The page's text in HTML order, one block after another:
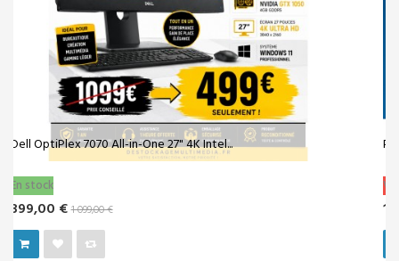
PC COMPLET HP PRODESK 400 G2 CORE I3 4190...
Vendu!
169,00 €